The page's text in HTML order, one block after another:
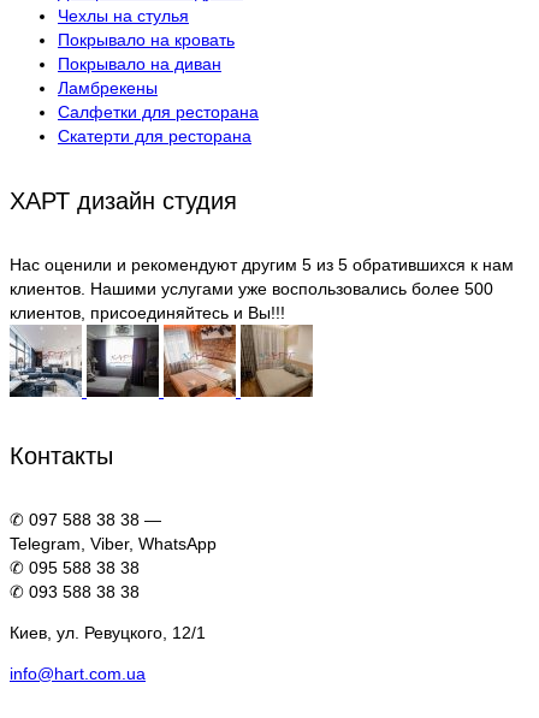
Чехлы на стулья
Покрывалo на кровать
Покрывало на диван
Ламбрекены
Салфетки для ресторана
Скатерти для ресторана
ХАРТ дизайн студия
Нас оценили и рекомендуют другим 5 из 5 обратившихся к нам
клиентов. Нашими услугами уже воспользовались более 500
клиентов, присоединяйтесь и Вы!!!
Контакты
✆ 097 588 38 38 —
Telegram, Viber, WhatsApp
✆ 095 588 38 38
✆ 093 588 38 38
Киев, ул. Ревуцкого, 12/1
info@hart.com.ua